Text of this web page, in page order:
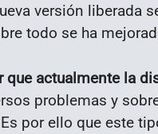
versión liberada
todo se ha
actualmente la
problemas y
por ello que este